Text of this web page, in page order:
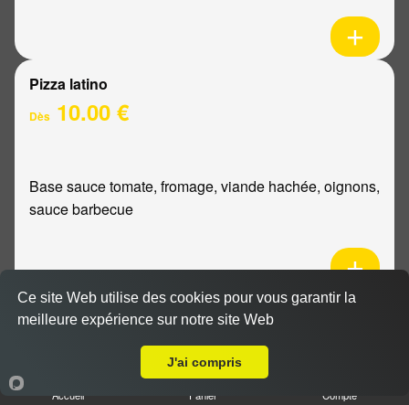
Pizza latino
Dès 10.00 €
Base sauce tomate, fromage, viande hachée, oignons,
sauce barbecue
Pizza mexicaine
Accueil Panier Compte
Ce site Web utilise des cookies pour vous garantir la
meilleure expérience sur notre site Web
J'ai compris